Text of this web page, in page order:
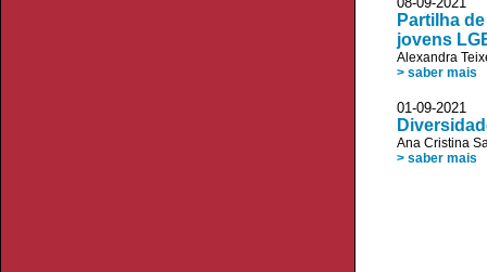
Partilha
jovens
Alexandra
> saber mais
01-09-
Ana Cristina
> saber mais